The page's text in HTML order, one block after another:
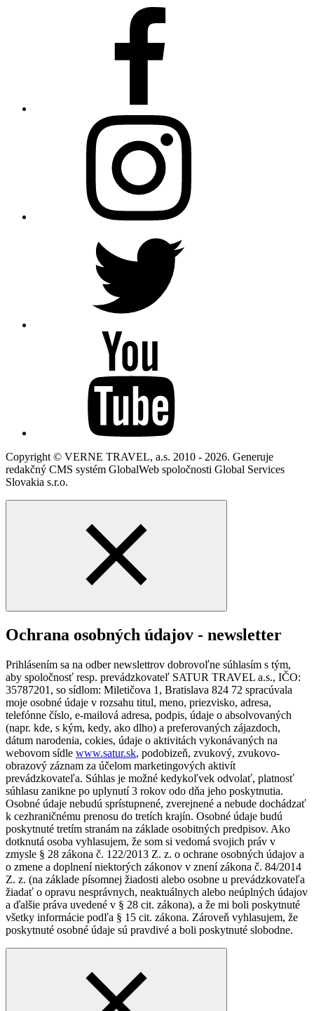
Copyright © VERNE TRAVEL, a.s. 2010 - 2026. Generuje
redakčný CMS systém GlobalWeb spoločnosti Global Services
Slovakia s.r.o.
Ochrana osobných údajov - newsletter
Prihlásením sa na odber newslettrov dobrovoľne súhlasím s tým,
aby spoločnosť resp. prevádzkovateľ SATUR TRAVEL a.s., IČO:
35787201, so sídlom: Miletičova 1, Bratislava 824 72 spracúvala
moje osobné údaje v rozsahu titul, meno, priezvisko, adresa,
telefónne číslo, e-mailová adresa, podpis, údaje o absolvovaných
(napr. kde, s kým, kedy, ako dlho) a preferovaných zájazdoch,
dátum narodenia, cokies, údaje o aktivitách vykonávaných na
webovom sídle www.satur.sk, podobizeň, zvukový, zvukovo-
obrazový záznam za účelom marketingových aktivít
prevádzkovateľa. Súhlas je možné kedykoľvek odvolať, platnosť
súhlasu zanikne po uplynutí 3 rokov odo dňa jeho poskytnutia.
Osobné údaje nebudú sprístupnené, zverejnené a nebude dochádzať
k cezhraničnému prenosu do tretích krajín. Osobné údaje budú
poskytnuté tretím stranám na základe osobitných predpisov. Ako
dotknutá osoba vyhlasujem, že som si vedomá svojich práv v
zmysle § 28 zákona č. 122/2013 Z. z. o ochrane osobných údajov a
o zmene a doplnení niektorých zákonov v znení zákona č. 84/2014
Z. z. (na základe písomnej žiadosti alebo osobne u prevádzkovateľa
žiadať o opravu nesprávnych, neaktuálnych alebo neúplných údajov
a ďalšie práva uvedené v § 28 cit. zákona), a že mi boli poskytnuté
všetky informácie podľa § 15 cit. zákona. Zároveň vyhlasujem, že
poskytnuté osobné údaje sú pravdivé a boli poskytnuté slobodne.